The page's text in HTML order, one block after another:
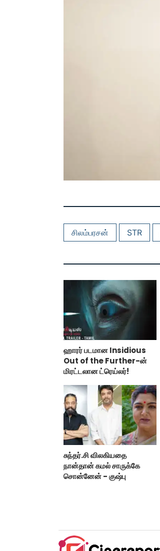
சிலம்பரசன் STR
ஹாரர் படமான Insidious
Out of the Further-ன்
மிரட்டலான ட்ரெய்லர்!
சுந்தர்.சி விலகியதை
நான்தான் கமல் சாருக்கே
சொன்னேன் - குஷ்பு